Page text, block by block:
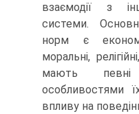
взаємодії з
системи.
норм є
моральні,
мають певні
особливостями
впливу на